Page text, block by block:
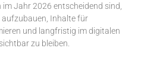
Jahr 2026 entscheidend sind,
Inhalte für
und langfristig im digitalen
zu bleiben.